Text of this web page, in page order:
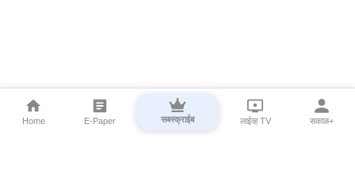
Home E-Paper सबस्क्राईब लाईव्ह TV सकाळ+